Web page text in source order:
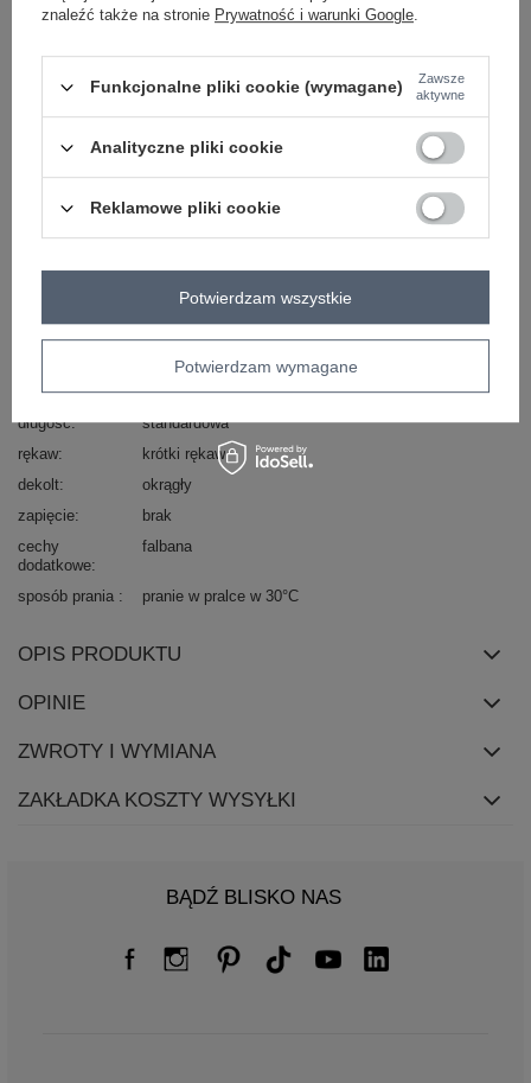
Masz pytanie? Chętnie pomożemy.
Zadzwoń+48 601 547 740 Zadaj pytanie
Kod produktu
RV-BZ-A1280.62
Marka
RELEVANCE
skład materiału
90% wiskoza 10% elastan
codzienne
do pracy
wzór
dominujący
gładki
dominujący
wiskoza
długość
standardowa
rękaw
krótki rękaw
dekolt
okrągły
zapięcie
brak
cechy
dodatkowe
falbana
sposób prania pranie w pralce w 30°C
OPIS PRODUKTU
OPINIE
ZWROTY I WYMIANA
ZAKŁADKA KOSZTY WYSYŁKI
BĄDŹ BLISKO NAS
znaleźć także na stronie Prywatność i warunki Google.
Funkcjonalne pliki cookie (wymagane)
Zawsze
aktywne
Analityczne pliki cookie
Reklamowe pliki cookie
Potwierdzam wymagane
Potwierdzam wszystkie